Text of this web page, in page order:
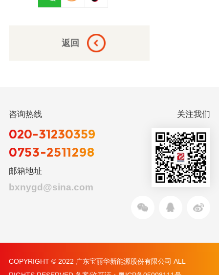
返回
咨询热线
020-31230359
0753-2511298
邮箱地址
bxnygd@sina.com
关注我们
COPYRIGHT © 2022 广东宝丽华新能源股份有限公司 ALL